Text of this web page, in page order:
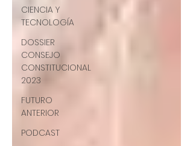
CIENCIA Y
TECNOLOGÍA
DOSSIER
CONSEJO
CONSTITUCIONAL
2023
FUTURO
ANTERIOR
PODCAST